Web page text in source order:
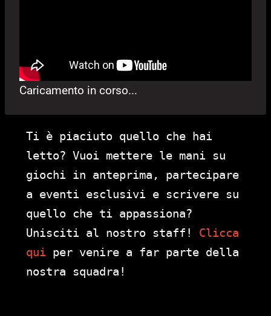
Caricamento in corso...
Ti è piaciuto quello che hai
letto? Vuoi mettere le mani su
giochi in anteprima, partecipare
a eventi esclusivi e scrivere su
quello che ti appassiona?
Unisciti al nostro staff! Clicca
qui per venire a far parte della
nostra squadra!